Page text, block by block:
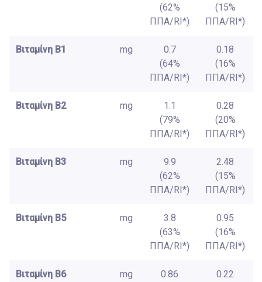
(62%
ΠΠΑ/RI*)
(15%
ΠΠΑ/RI*)
Βιταμίνη B1 mg
0.7
(64%
ΠΠΑ/RI*)
0.18
(16%
ΠΠΑ/RI*)
Βιταμίνη B2 mg
1.1
(79%
ΠΠΑ/RI*)
0.28
(20%
ΠΠΑ/RI*)
Βιταμίνη B3 mg
9.9
(62%
ΠΠΑ/RI*)
2.48
(15%
ΠΠΑ/RI*)
Βιταμίνη B5 mg
3.8
(63%
ΠΠΑ/RI*)
0.95
(16%
ΠΠΑ/RI*)
Βιταμίνη B6 mg
0.86
0.22